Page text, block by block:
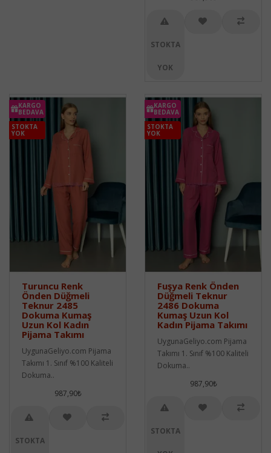
STOKTA
YOK
KARGO
BEDAVA
STOKTA
YOK
Turuncu Renk
Önden Düğmeli
Teknur 2485
Dokuma Kumaş
Uzun Kol Kadın
Pijama Takımı
UygunaGeliyo.com Pijama
Takımı 1. Sınıf %100 Kaliteli
Dokuma..
987,90₺
STOKTA
KARGO
BEDAVA
STOKTA
YOK
Fuşya Renk Önden
Düğmeli Teknur
2486 Dokuma
Kumaş Uzun Kol
Kadın Pijama Takımı
UygunaGeliyo.com Pijama
Takımı 1. Sınıf %100 Kaliteli
Dokuma..
987,90₺
STOKTA